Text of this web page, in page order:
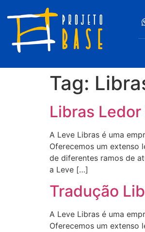
Tag:
Libras
A Leve Libras é uma
Oferecemos um extenso
de diferentes ramos de
a Leve […]
Tradução
A Leve Libras é uma
Oferecemos um extenso